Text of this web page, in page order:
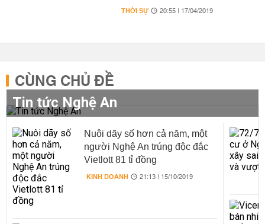
THỜI SỰ 20:55 | 17/04/2019
CÙNG CHỦ ĐỀ
Tin tức Nghệ An
Nuôi dãy số hơn cả năm, một
người Nghệ An trúng độc đắc
Vietlott 81 tỉ đồng
KINH DOANH 21:13 | 15/10/2019